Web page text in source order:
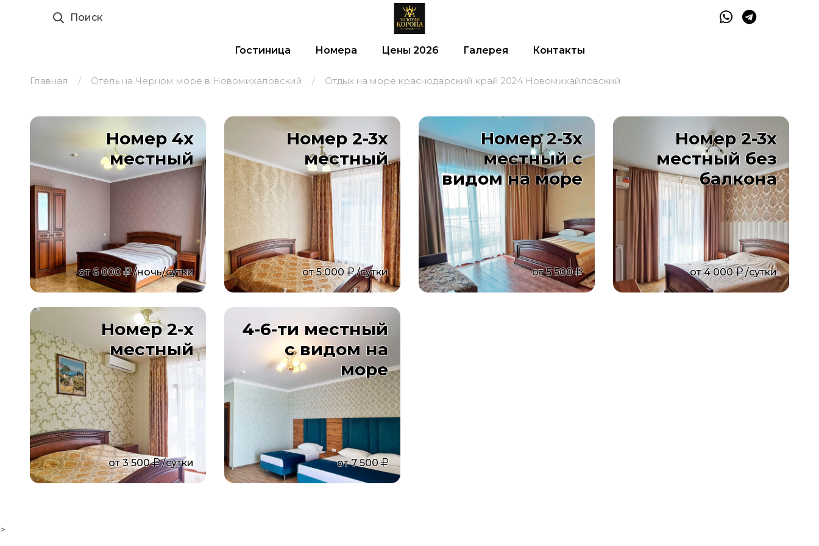
Поиск
Гостиница Номера Цены 2026 Галерея Контакты
Главная Отель на Черном море в Новомихаловский Отдых на море краснодарский край 2024 Новомихайловский
Номер 4х
местный
от 6 000 /ночь/сутки
Номер 2-3х
местный
от 5 000 /сутки
Номер 2-3х
местный с
видом на море
от 5 500
Номер 2-3х
местный без
балкона
от 4 000 /сутки
Номер 2-х
местный
от 3 500 /сутки
4-6-ти местный
с видом на
море
от 7 500
>